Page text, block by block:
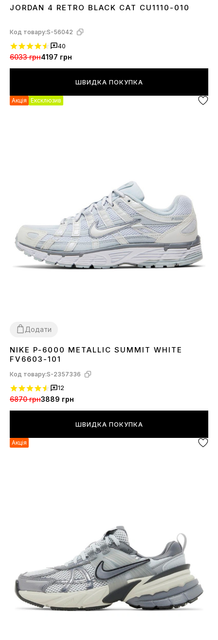
36373839404142 43444546
JORDAN 4 RETRO BLACK CAT CU1110-010
Код товару:S-56042
40
6033 грн4197 грн
ШВИДКА ПОКУПКА
Акція Ексклюзив
Додати
3637 38 3940 41 4243 4445
NIKE P-6000 METALLIC SUMMIT WHITE
FV6603-101
Код товару:S-2357336
12
6870 грн3889 грн
ШВИДКА ПОКУПКА
Акція